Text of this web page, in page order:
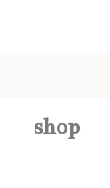
shop